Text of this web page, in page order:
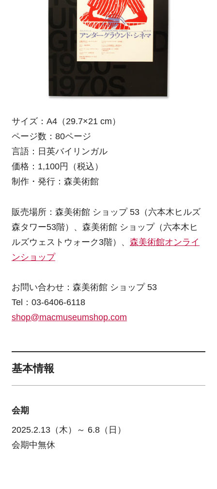
サイズ：A4（29.7×21 cm）
ページ数：80ページ
言語：日英バイリンガル
価格：1,100円（税込）
制作・発行：森美術館
販売場所：森美術館 ショップ 53（六本木ヒルズ
森タワー53階）、森美術館 ショップ（六本木ヒ
ルズウェストウォーク3階）、 森美術館オンライ
ンショップ
お問い合わせ：森美術館 ショップ 53
Tel：03-6406-6118
shop@macmuseumshop.com
基本情報
会期
2025.2.13（木）～ 6.8（日）
会期中無休